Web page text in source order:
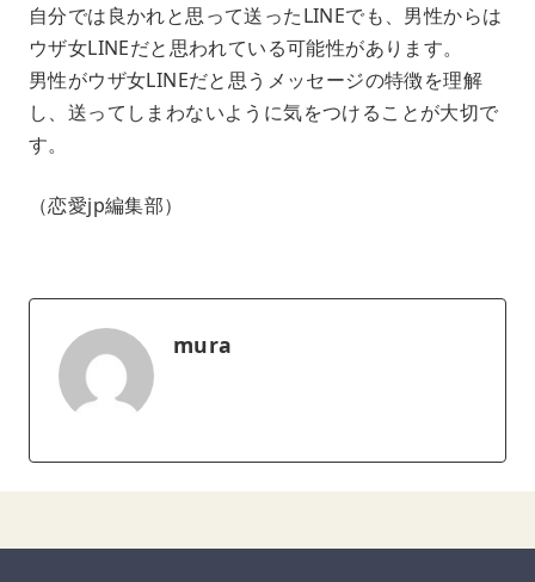
自分では良かれと思って送ったLINEでも、男性からは
ウザ女LINEだと思われている可能性があります。
男性がウザ女LINEだと思うメッセージの特徴を理解
し、送ってしまわないように気をつけることが大切で
す。
（恋愛jp編集部）
mura